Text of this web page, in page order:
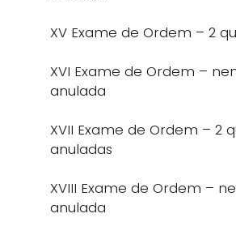
XV Exame de Ordem – 2
XVI Exame de Ordem –
anulada
XVII Exame de Ordem – 2
anuladas
XVIII Exame de Ordem –
anulada